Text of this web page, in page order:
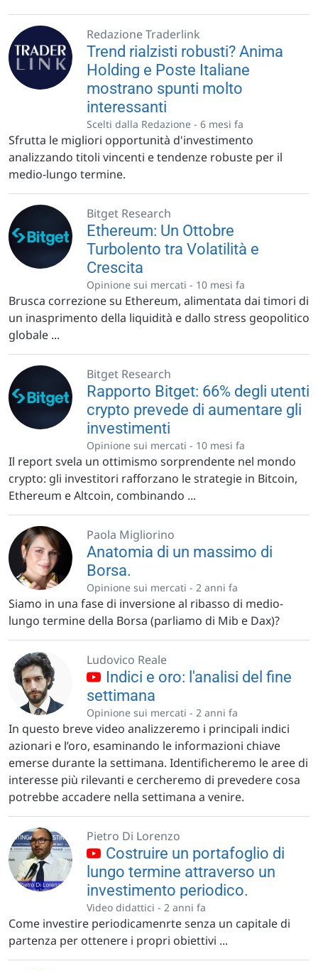
Redazione Traderlink
Trend rialzisti robusti? Anima
Holding e Poste Italiane
mostrano spunti molto
interessanti
Scelti dalla Redazione - 6 mesi fa
Sfrutta le migliori opportunità d'investimento
analizzando titoli vincenti e tendenze robuste per il
medio-lungo termine.
Bitget Research
Ethereum: Un Ottobre
Turbolento tra Volatilità e
Crescita
Opinione sui mercati - 10 mesi fa
Brusca correzione su Ethereum, alimentata dai timori di
un inasprimento della liquidità e dallo stress geopolitico
globale ...
Bitget Research
Rapporto Bitget: 66% degli utenti
crypto prevede di aumentare gli
investimenti
Opinione sui mercati - 10 mesi fa
Il report svela un ottimismo sorprendente nel mondo
crypto: gli investitori rafforzano le strategie in Bitcoin,
Ethereum e Altcoin, combinando ...
Paola Migliorino
Anatomia di un massimo di
Borsa.
Opinione sui mercati - 2 anni fa
Siamo in una fase di inversione al ribasso di medio-
lungo termine della Borsa (parliamo di Mib e Dax)?
Ludovico Reale
Indici e oro: l'analisi del fine
settimana
Opinione sui mercati - 2 anni fa
In questo breve video analizzeremo i principali indici
azionari e l’oro, esaminando le informazioni chiave
emerse durante la settimana. Identificheremo le aree di
interesse più rilevanti e cercheremo di prevedere cosa
potrebbe accadere nella settimana a venire.
Pietro Di Lorenzo
Costruire un portafoglio di
lungo termine attraverso un
investimento periodico.
Video didattici - 2 anni fa
Come investire periodicamenrte senza un capitale di
partenza per ottenere i propri obiettivi ...